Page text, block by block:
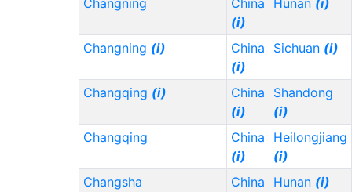
Changning
China
(i)
Hunan (i)
Changning (i)
China
(i)
Sichuan (i)
Changqing (i)
China
(i)
Shandong
(i)
Changqing
China
(i)
Heilongjiang
(i)
Changsha
China
Hunan (i)